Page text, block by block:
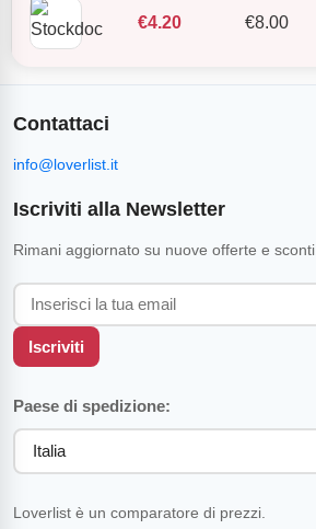
€4.20 €8.00
Contattaci
info@loverlist.it
Iscriviti alla Newsletter
Rimani aggiornato su nuove offerte e sconti.
Iscriviti
Paese di spedizione:
Loverlist è un comparatore di prezzi.